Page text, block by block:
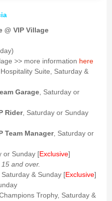
@ VIP Village
>> more information here
Suite, Saturday &
Garage, Saturday or
Rider, Saturday or Sunday
Team Manager, Saturday or
or Sunday [Exclusive]
and over.
Saturday & Sunday [Exclusive]
Trophy, Saturday &